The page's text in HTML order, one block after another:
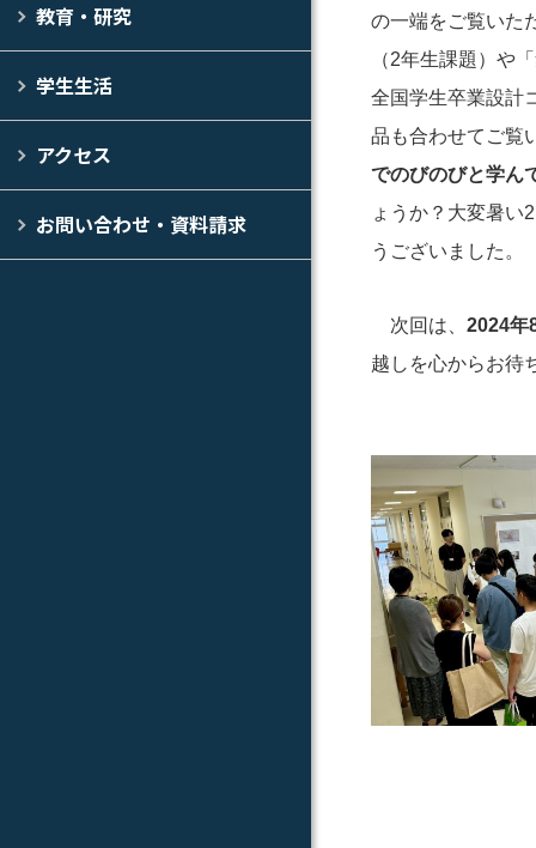
教育・研究
学生生活
アクセス
お問い合わせ・資料請求
の一端をご覧いた
（2年生課題）や
全国学生卒業設計
品も合わせてご覧
でのびのびと学ん
ょうか？大変暑い
うございました。
次回は、 2024年
越しを心からお待